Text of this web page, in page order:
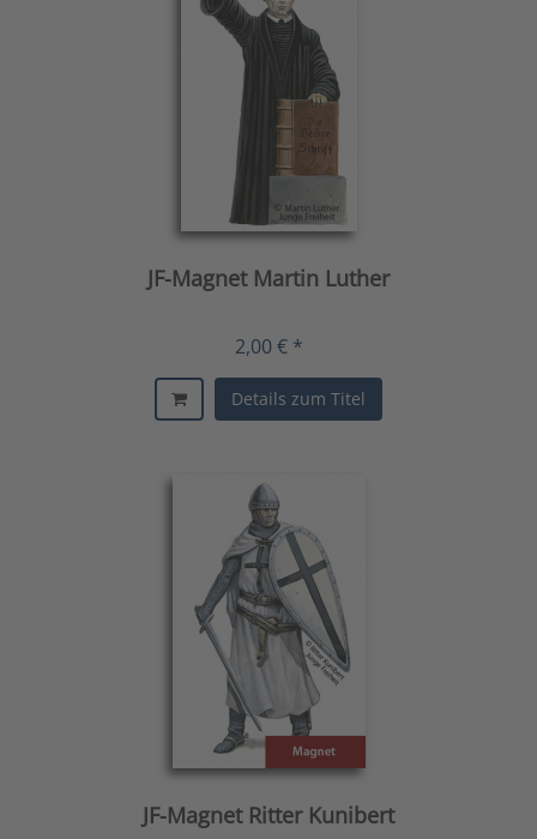
JF-Magnet Martin Luther
2,00 € *
Details zum Titel
JF-Magnet Ritter Kunibert